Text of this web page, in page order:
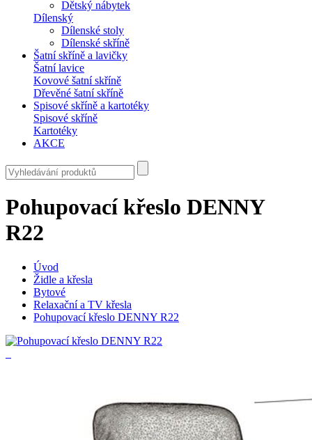
Dětský nábytek
Dílenský
Dílenské stoly
Dílenské skříně
Šatní skříně a lavičky
Šatní lavice
Kovové šatní skříně
Dřevěné šatní skříně
Spisové skříně a kartotéky
Spisové skříně
Kartotéky
AKCE
Pohupovací křeslo DENNY
R22
Úvod
Židle a křesla
Bytové
Relaxační a TV křesla
Pohupovací křeslo DENNY R22